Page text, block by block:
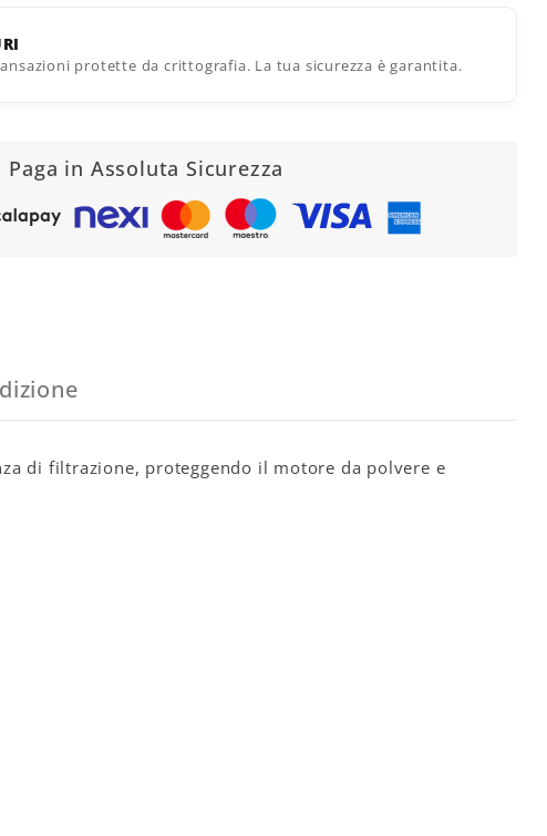
protette da crittografia. La tua sicurezza è garantita.
Paga in Assoluta Sicurezza
di filtrazione, proteggendo il motore da polvere e